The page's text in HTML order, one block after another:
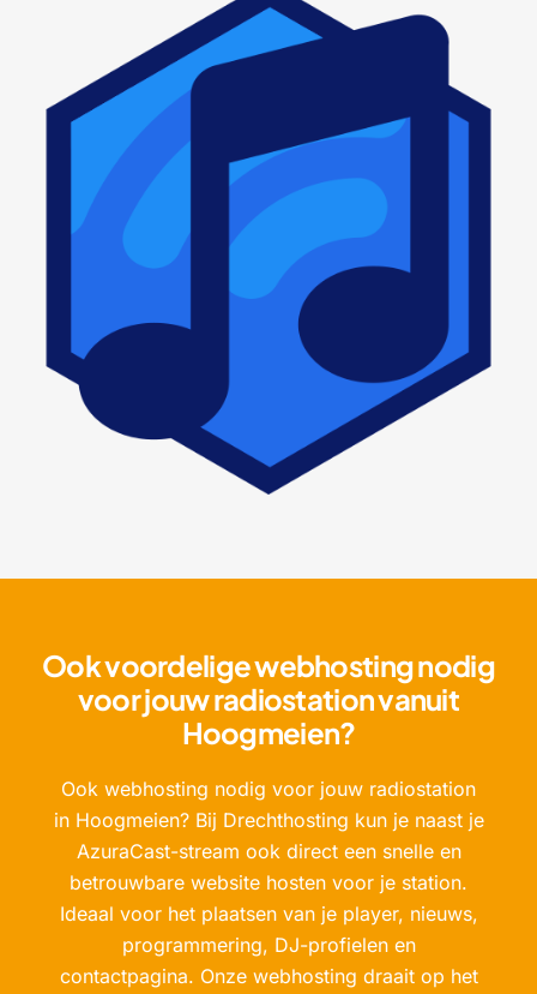
Ook voordelige webhosting nodig
voor jouw radiostation vanuit
Hoogmeien?
Ook webhosting nodig voor jouw radiostation
in Hoogmeien? Bij Drechthosting kun je naast je
AzuraCast-stream ook direct een snelle en
betrouwbare website hosten voor je station.
Ideaal voor het plaatsen van je player, nieuws,
programmering, DJ-profielen en
contactpagina. Onze webhosting draait op het